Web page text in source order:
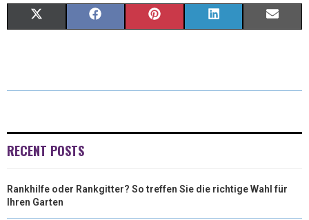
W
E
E
K
T
S
K
N
I
RECENT POSTS
Rankhilfe oder Rankgitter? So treffen Sie die richtige Wahl für
Ihren Garten